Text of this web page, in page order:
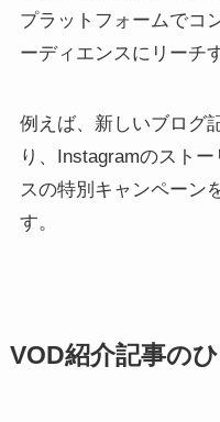
プラットフォームでコ
ーディエンスにリーチ
例えば、新しいブログ
り、Instagramのスト
スの特別キャンペーン
す。
VOD紹介記事の